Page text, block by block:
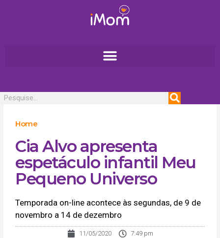
Home
Cia Alvo apresenta
espetáculo infantil Meu
Pequeno Universo
Temporada on-line acontece às segundas, de 9 de
novembro a 14 de dezembro
11/05/2020 7:49 pm